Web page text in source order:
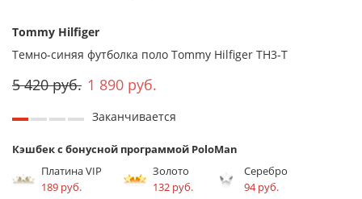
Tommy Hilfiger
Темно-синяя футболка поло Tommy Hilfiger TH3-T
5 420 руб. 1 890 руб.
Заканчивается
Кэшбек с бонусной программой PoloMan
Платина VIP
189 руб.
Золото
132 руб.
Серебро
94 руб.